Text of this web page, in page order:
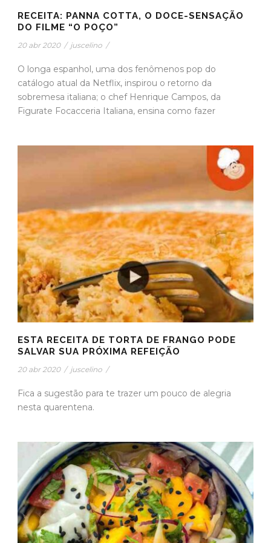
RECEITA: PANNA COTTA, O DOCE-SENSAÇÃO
DO FILME “O POÇO”
20 abr 2020 / juscelino /
O longa espanhol, uma dos fenômenos pop do
catálogo atual da Netflix, inspirou o retorno da
sobremesa italiana; o chef Henrique Campos, da
Figurate Focacceria Italiana, ensina como fazer
ESTA RECEITA DE TORTA DE FRANGO PODE
SALVAR SUA PRÓXIMA REFEIÇÃO
20 abr 2020 / juscelino /
Fica a sugestão para te trazer um pouco de alegria
nesta quarentena.